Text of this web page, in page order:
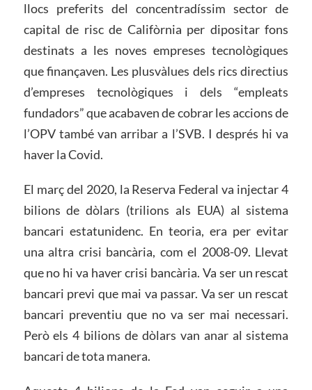
llocs preferits del concentradíssim sector de
capital de risc de Califòrnia per dipositar fons
destinats a les noves empreses tecnològiques
que finançaven. Les plusvàlues dels rics directius
d’empreses tecnològiques i dels “empleats
fundadors” que acabaven de cobrar les accions de
l’OPV també van arribar a l’SVB. I després hi va
haver la Covid.
El març del 2020, la Reserva Federal va injectar 4
bilions de dòlars (trilions als EUA) al sistema
bancari estatunidenc. En teoria, era per evitar
una altra crisi bancària, com el 2008-09. Llevat
que no hi va haver crisi bancària. Va ser un rescat
bancari previ que mai va passar. Va ser un rescat
bancari preventiu que no va ser mai necessari.
Però els 4 bilions de dòlars van anar al sistema
bancari de tota manera.